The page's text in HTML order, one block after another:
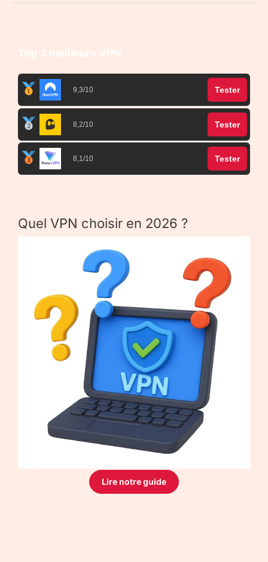
Top 3 meilleurs VPN
9,3/10 Tester
8,2/10 Tester
8,1/10 Tester
Quel VPN choisir en 2026 ?
Lire notre guide